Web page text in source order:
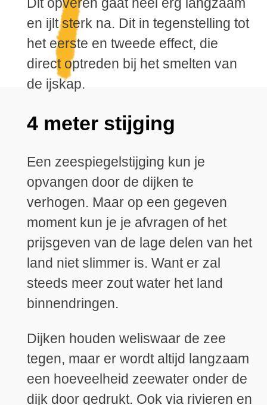
en ijlt sterk na. Dit in tegenstelling tot
het eerste en tweede effect, die
direct optreden bij het smelten van
de ijskap.
4 meter stijging
Een zeespiegelstijging kun je
opvangen door de dijken te
verhogen. Maar op een gegeven
moment kun je je afvragen of het
prijsgeven van de lage delen van het
land niet slimmer is. Want er zal
steeds meer zout water het land
binnendringen.
Dijken houden weliswaar de zee
tegen, maar er wordt altijd langzaam
een hoeveelheid zeewater onder de
dijk door gedrukt. Ook via rivieren en